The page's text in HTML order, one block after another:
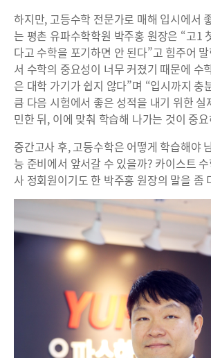
하지만, 고등수학 전문가로 매해 입시에서
는 평촌 유파수학학원 박주홍 원장은 “고1
다고 수학을 포기하면 안 된다”고 힘주어
서 수학의 중요성이 너무 커졌기 때문에 수
은 대학 가기가 쉽지 않다”며 “입시까지 충
큼 다음 시험에서 좋은 성적을 내기 위한 실
민한 뒤, 이에 맞춰 학습해 나가는 것이 중
중간고사 후, 고등수학은 어떻게 학습해야
능 준비에서 앞서갈 수 있을까? 카이스트
사 정회원이기도 한 박주홍 원장의 말을 좀